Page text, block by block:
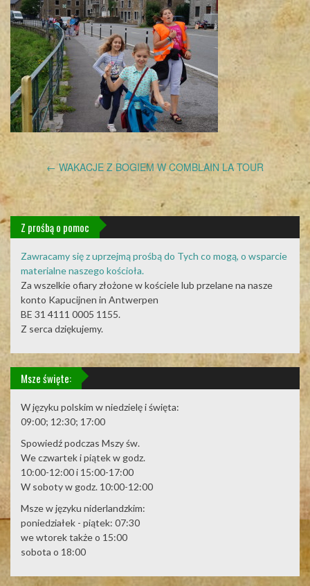
Post
navigation
←WAKACJE Z BOGIEM W COMBLAIN LA TOUR
Z prośbą o pomoc
Zawracamy się z uprzejmą prośbą do Tych co mogą, o wsparcie
materialne naszego kościoła.
Za wszelkie ofiary złożone w kościele lub przelane na nasze
konto Kapucijnen in Antwerpen
BE 31 4111 0005 1155.
Z serca dziękujemy.
Msze święte:
W języku polskim w niedzielę i święta:
09:00; 12:30; 17:00
Spowiedź podczas Mszy św.
We czwartek i piątek w godz.
10:00-12:00 i 15:00-17:00
W soboty w godz. 10:00-12:00
Msze w języku niderlandzkim:
poniedziałek - piątek: 07:30
we wtorek także o 15:00
sobota o 18:00